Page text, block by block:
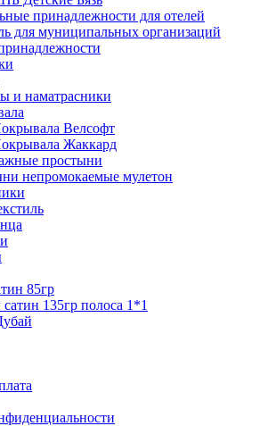
принадлежности для отелей
для муниципальных организаций
и наматрасники
Велсофт
Жаккард
простыни
непромокаемые мулетон
85гр
135гр полоса 1*1